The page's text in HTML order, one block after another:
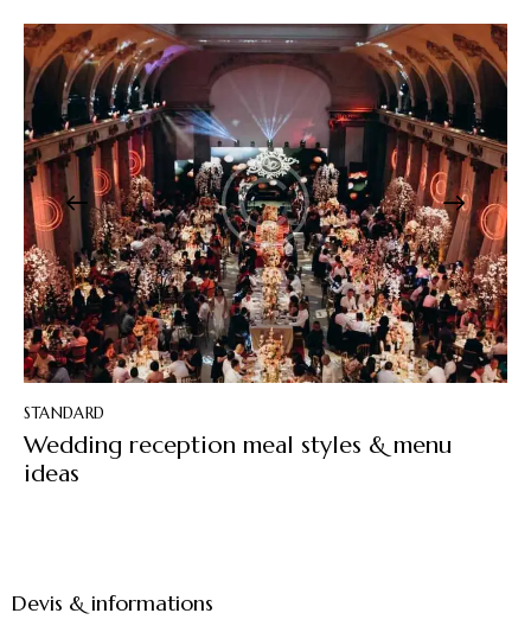
STANDARD
Wedding reception meal styles & menu
ideas
Devis & informations